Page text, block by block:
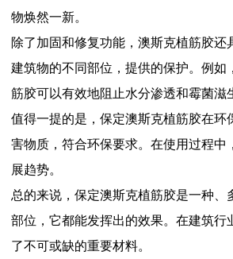
物焕然一新。
除了加固和修复功能，澳斯克植筋胶
建筑物的不同部位，提供的保护。例
筋胶可以有效地阻止水分渗透和霉菌滋
值得一提的是，保定澳斯克植筋胶在
害物质，符合环保要求。在使用过程
展趋势。
总的来说，保定澳斯克植筋胶是一种
部位，它都能发挥出的效果。在建筑
了不可或缺的重要材料。